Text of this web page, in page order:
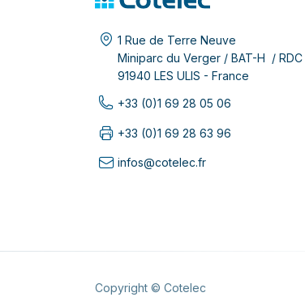
1 Rue de Terre Neuve
Miniparc du Verger / BAT-H / RDC
91940 LES ULIS - France
+33 (0)1 69 28 05 06
+33 (0)1 69 28 63 96
infos@cotelec.fr
Copyright © Cotelec